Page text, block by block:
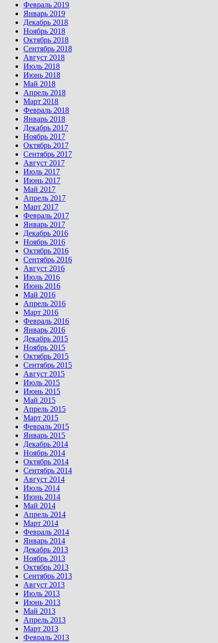
Февраль 2019
Январь 2019
Декабрь 2018
Ноябрь 2018
Октябрь 2018
Сентябрь 2018
Август 2018
Июль 2018
Июнь 2018
Май 2018
Апрель 2018
Март 2018
Февраль 2018
Январь 2018
Декабрь 2017
Ноябрь 2017
Октябрь 2017
Сентябрь 2017
Август 2017
Июль 2017
Июнь 2017
Май 2017
Апрель 2017
Март 2017
Февраль 2017
Январь 2017
Декабрь 2016
Ноябрь 2016
Октябрь 2016
Сентябрь 2016
Август 2016
Июль 2016
Июнь 2016
Май 2016
Апрель 2016
Март 2016
Февраль 2016
Январь 2016
Декабрь 2015
Ноябрь 2015
Октябрь 2015
Сентябрь 2015
Август 2015
Июль 2015
Июнь 2015
Май 2015
Апрель 2015
Март 2015
Февраль 2015
Январь 2015
Декабрь 2014
Ноябрь 2014
Октябрь 2014
Сентябрь 2014
Август 2014
Июль 2014
Июнь 2014
Май 2014
Апрель 2014
Март 2014
Февраль 2014
Январь 2014
Декабрь 2013
Ноябрь 2013
Октябрь 2013
Сентябрь 2013
Август 2013
Июль 2013
Июнь 2013
Май 2013
Апрель 2013
Март 2013
Февраль 2013